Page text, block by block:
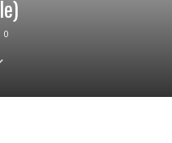
0